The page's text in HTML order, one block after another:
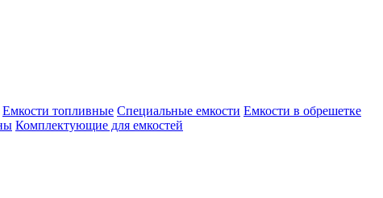
Емкости топливные Специальные емкости Емкости в обрешетке
Комплектующие для емкостей